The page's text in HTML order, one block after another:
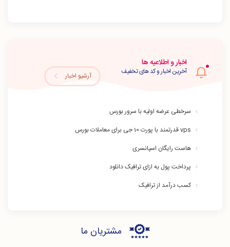
اخبار و اطلاعیه ها
آخرین اخبار و کد های تخفیف آرشیو اخبار
سرخطی عرضه اولیه با سرور بورس
vps قدرتمند با پورت 10 جی برای معاملات بورس
هاست رایگان اسپانسری
پرداخت پول به ازای ترافیک دانلود
کسب درآمد از ترافیک
مشتریان ما